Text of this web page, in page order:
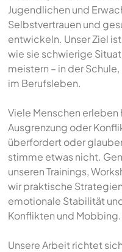
Jugendlichen und
Selbstvertrauen und
entwickeln. Unser Ziel
wie sie schwierige
meistern – in der
im Berufsleben.
Viele Menschen
Ausgrenzung oder
überfordert oder
stimme etwas nicht.
unseren Trainings,
wir praktische
emotionale Stabilität
Konflikten und Mobbing.
Unsere Arbeit richtet